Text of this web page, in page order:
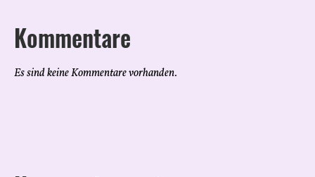
Kommentare
Es sind keine Kommentare vorhanden.